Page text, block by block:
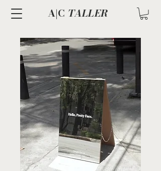
A|C TALLER